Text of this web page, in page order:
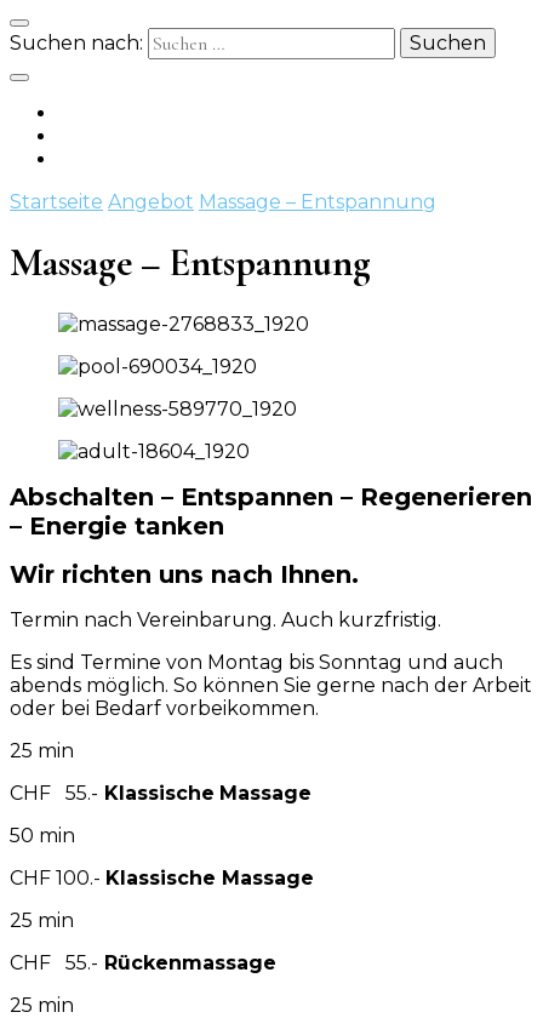
Suchen nach:
Startseite Angebot Massage – Entspannung
Massage – Entspannung
Abschalten – Entspannen – Regenerieren
– Energie tanken
Wir richten uns nach Ihnen.
Termin nach Vereinbarung. Auch kurzfristig.
Es sind Termine von Montag bis Sonntag und auch
abends möglich. So können Sie gerne nach der Arbeit
oder bei Bedarf vorbeikommen.
25 min
CHF 55.- Klassische Massage
50 min
CHF 100.- Klassische Massage
25 min
CHF 55.- Rückenmassage
25 min